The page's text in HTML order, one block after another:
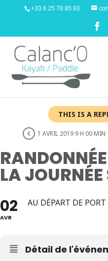
+33 6 25 78 85 93
THIS IS A
1 AVRIL 2019 9 H 00 MIN
LA
02
AVR
AU DÉPART DE
Détail de